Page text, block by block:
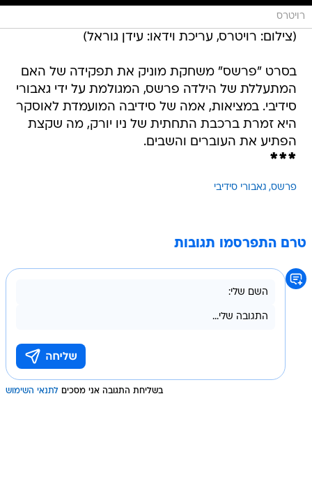
רויטרס
(צילום: רויטרס, עריכת וידאו: עידן גוראל)
בסרט "פרשס" משחקת מוניק את תפקידה של האם
המתעללת של הילדה פרשס, המגולמת על ידי גאבורי
סידיבי. במציאות, אמה של סידיבה המועמדת לאוסקר
היא זמרת ברכבת התחתית של ניו יורק, מה שקצת
הפתיע את העוברים והשבים.
***
פרשס גאבורי סידיבי
טרם התפרסמו תגובות
בשליחת התגובה אני מסכים לתנאי השימוש